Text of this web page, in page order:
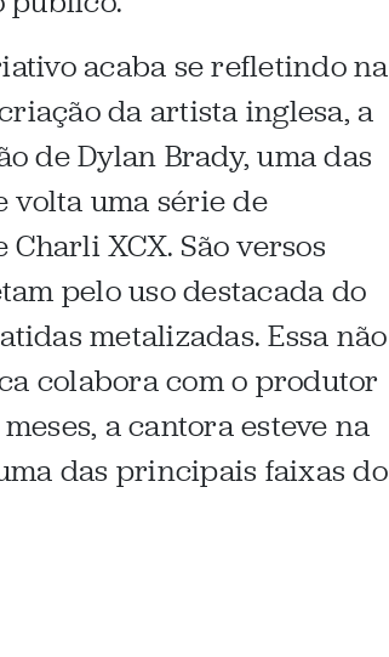
acaba se refletindo na
da artista inglesa, a
de Dylan Brady, uma das
volta uma série de
XCX. São versos
pelo uso destacada do
metalizadas. Essa não
colabora com o produtor
a cantora esteve na
das principais faixas do